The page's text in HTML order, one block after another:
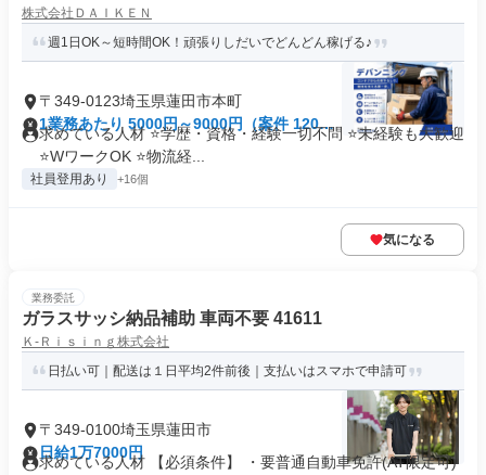
株式会社ＤＡＩＫＥＮ
週1日OK～短時間OK！頑張りしだいでどんどん稼げる♪
〒349-0123埼玉県蓮田市本町
1業務あたり 5000円～9000円（案件 120
分）
求めている人材 ⭐学歴・資格・経験一切不問 ⭐未経験も大歓迎
⭐WワークOK ⭐物流経...
社員登用あり +16個
気になる
業務委託
ガラスサッシ納品補助 車両不要 41611
Ｋ‐Ｒｉｓｉｎｇ株式会社
日払い可｜配送は１日平均2件前後｜支払いはスマホで申請可
〒349-0100埼玉県蓮田市
日給1万7000円
求めている人材 【必須条件】 ・要普通自動車免許(AT限定可)